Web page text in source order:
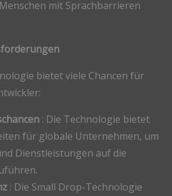
mit Sprachbarrieren
bietet viele Chancen für
: Die Technologie bietet
für globale Unternehmen, um
Dienstleistungen auf die
: Die Small Drop-Technologie